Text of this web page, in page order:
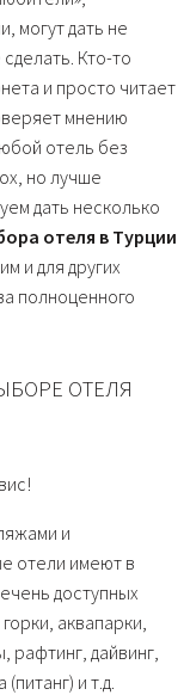
могут дать не
Кто-то
и просто читает
мнению
отель без
но лучше
дать несколько
отеля в Турции
и для других
полноценного
ОТЕЛЯ
и
отели имеют в
доступных
аквапарки,
дайвинг,
и т.д.